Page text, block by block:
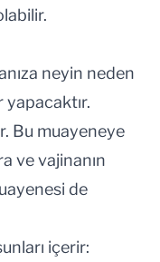
neyin neden
Bu muayeneye
ve vajinanın
de
içerir: